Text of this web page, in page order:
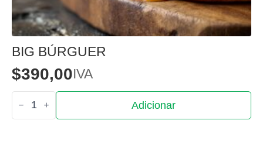
BIG BÚRGUER
$390,00IVA
Quantidade
de
Big
Adicionar